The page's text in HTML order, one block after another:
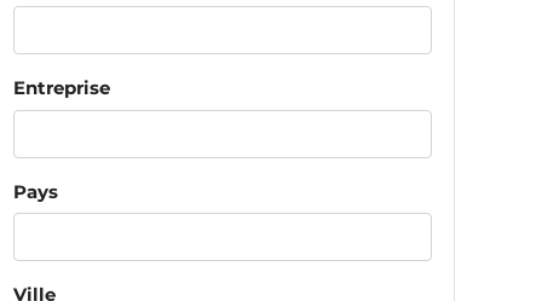
Entreprise
Pays
Ville